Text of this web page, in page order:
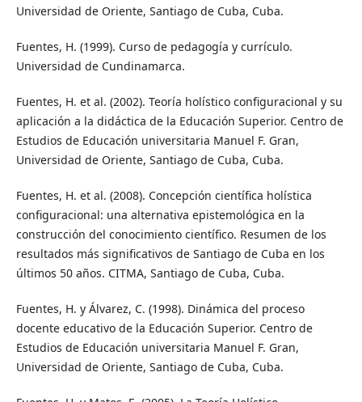
Universidad de Oriente, Santiago de Cuba, Cuba.
Fuentes, H. (1999). Curso de pedagogía y currículo.
Universidad de Cundinamarca.
Fuentes, H. et al. (2002). Teoría holístico configuracional y su
aplicación a la didáctica de la Educación Superior. Centro de
Estudios de Educación universitaria Manuel F. Gran,
Universidad de Oriente, Santiago de Cuba, Cuba.
Fuentes, H. et al. (2008). Concepción científica holística
configuracional: una alternativa epistemológica en la
construcción del conocimiento científico. Resumen de los
resultados más significativos de Santiago de Cuba en los
últimos 50 años. CITMA, Santiago de Cuba, Cuba.
Fuentes, H. y Álvarez, C. (1998). Dinámica del proceso
docente educativo de la Educación Superior. Centro de
Estudios de Educación universitaria Manuel F. Gran,
Universidad de Oriente, Santiago de Cuba, Cuba.